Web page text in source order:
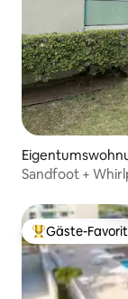
Sandfoot +
Beliebter
Gäste-Favorit